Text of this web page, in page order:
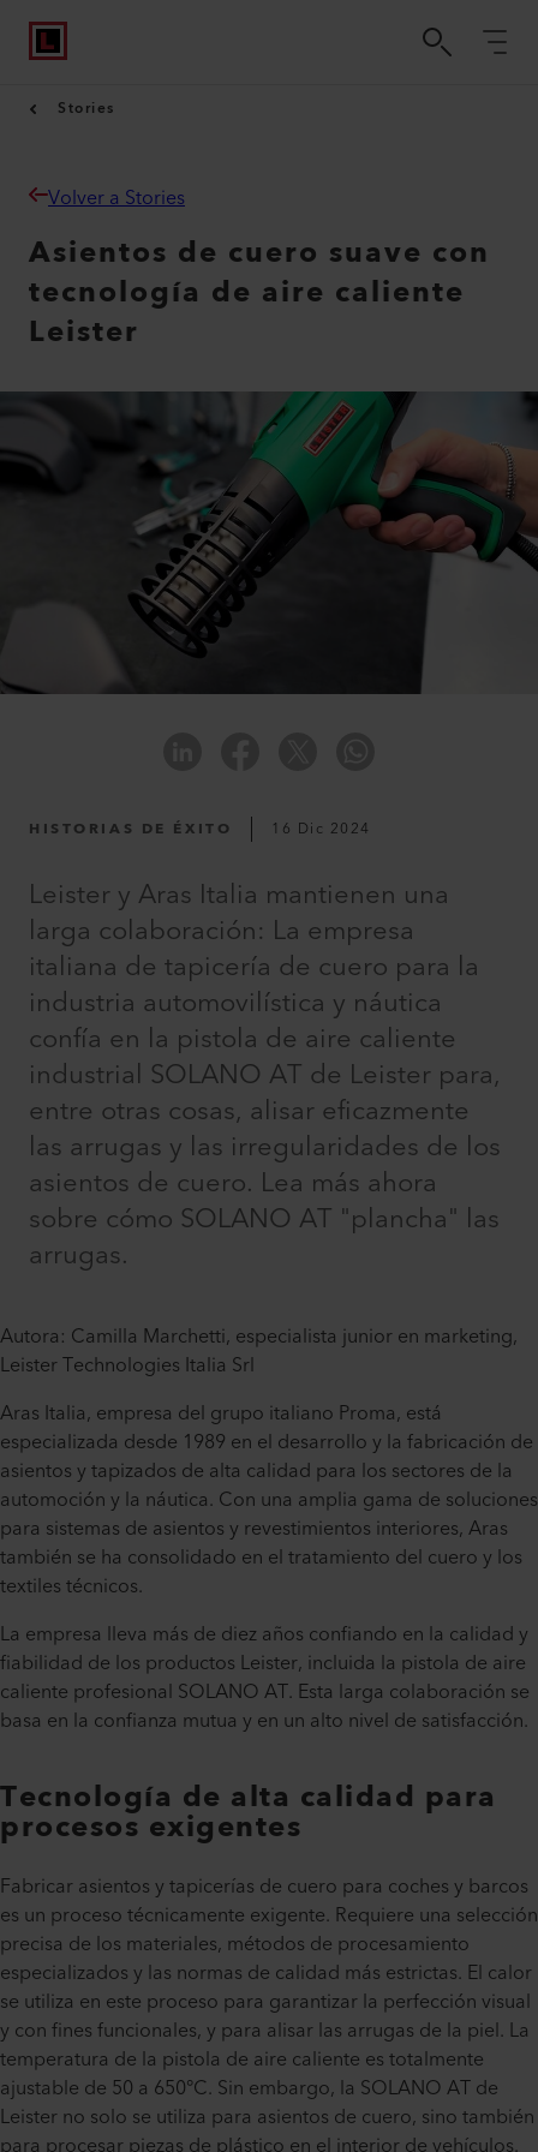
Stories
Volver a Stories
Asientos de cuero suave con
tecnología de aire caliente
Leister
HISTORIAS DE ÉXITO 16 Dic 2024
Leister y Aras Italia mantienen una
larga colaboración: La empresa
italiana de tapicería de cuero para la
industria automovilística y náutica
confía en la pistola de aire caliente
industrial SOLANO AT de Leister para,
entre otras cosas, alisar eficazmente
las arrugas y las irregularidades de los
asientos de cuero. Lea más ahora
sobre cómo SOLANO AT "plancha" las
arrugas.
Autora: Camilla Marchetti, especialista junior en marketing,
Leister Technologies Italia Srl
Aras Italia, empresa del grupo italiano Proma, está
especializada desde 1989 en el desarrollo y la fabricación de
asientos y tapizados de alta calidad para los sectores de la
automoción y la náutica. Con una amplia gama de soluciones
para sistemas de asientos y revestimientos interiores, Aras
también se ha consolidado en el tratamiento del cuero y los
textiles técnicos.
La empresa lleva más de diez años confiando en la calidad y
fiabilidad de los productos Leister, incluida la pistola de aire
caliente profesional SOLANO AT. Esta larga colaboración se
basa en la confianza mutua y en un alto nivel de satisfacción.
Tecnología de alta calidad para
procesos exigentes
Fabricar asientos y tapicerías de cuero para coches y barcos
es un proceso técnicamente exigente. Requiere una selección
precisa de los materiales, métodos de procesamiento
especializados y las normas de calidad más estrictas. El calor
se utiliza en este proceso para garantizar la perfección visual
y con fines funcionales, y para alisar las arrugas de la piel. La
temperatura de la pistola de aire caliente es totalmente
ajustable de 50 a 650°C. Sin embargo, la SOLANO AT de
Leister no solo se utiliza para asientos de cuero, sino también